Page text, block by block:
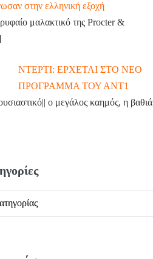
στην ελληνική εξοχή
μαλακτικό της Procter &
ΝΤΕΡΤΙ: ΕΡΧΕΤΑΙ ΣΤΟ ΝΕΟ
ΠΡΟΓΡΑΜΜΑ ΤΟΥ ΑΝΤ1
ο μεγάλος καημός, η βαθιά